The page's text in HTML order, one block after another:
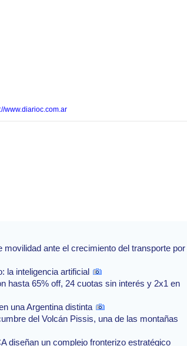
www.diarioc.com.ar
ante el crecimiento del transporte por
la inteligencia artificial
hasta 65% off, 24 cuotas sin interés y 2x1 en
una Argentina distinta
del Volcán Pissis, una de las montañas
diseñan un complejo fronterizo estratégico